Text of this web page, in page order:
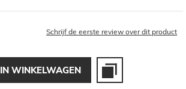
Schrijf de eerste review over dit product
IN WINKELWAGEN